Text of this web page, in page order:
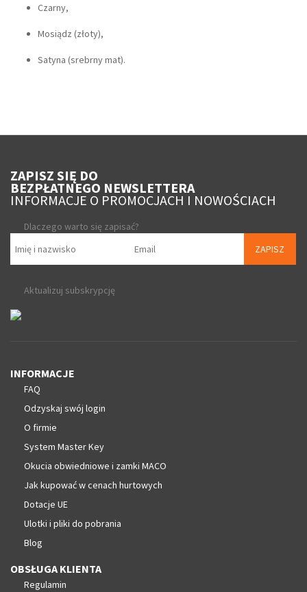
Czarny,
Mosiądz (złoty),
Satyna (srebrny mat).
ZAPISZ SIĘ DO
BEZPŁATNEGO NEWSLETTERA
INFORMACJE O PROMOCJACH I NOWOŚCIACH
Dlaczego warto się zapisać?
ZAPISZ
Aktualizuj subskrypcję
INFORMACJE
FAQ
Odzyskaj swój login
O firmie
System Master Key
Okucia obwiedniowe i zamki MACO
Jak kupować w cenach hurtowych
Dotacje UE
Ulotki i pliki do pobrania
Blog
OBSŁUGA KLIENTA
Regulamin